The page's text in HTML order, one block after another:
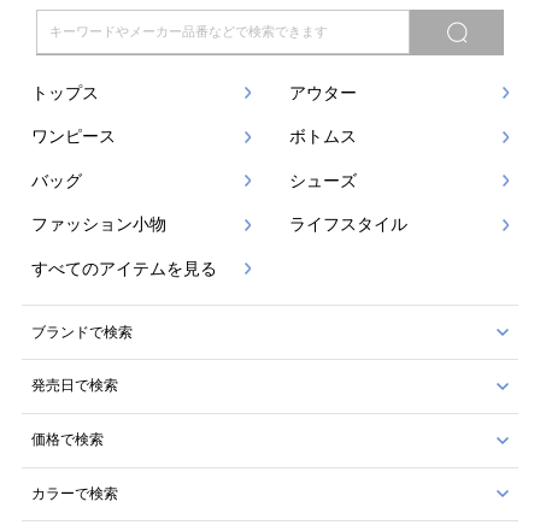
トップス アウター
ワンピース ボトムス
バッグ シューズ
ファッション小物 ライフスタイル
すべてのアイテムを見る
ブランドで検索
発売日で検索
価格で検索
カラーで検索